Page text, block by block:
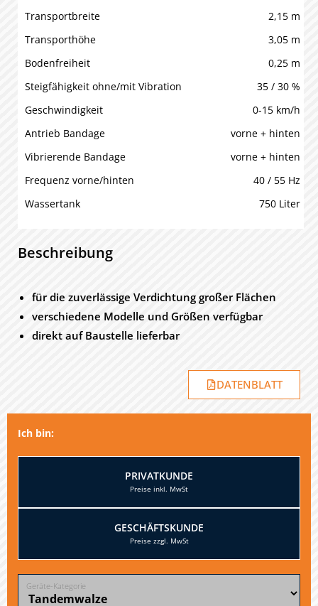
Transportbreite
2,15 m
Transporthöhe
3,05 m
Bodenfreiheit
0,25 m
Steigfähigkeit ohne/mit Vibration
35 / 30 %
Geschwindigkeit
0-15 km/h
Antrieb Bandage
vorne + hinten
Vibrierende Bandage
vorne + hinten
Frequenz vorne/hinten
40 / 55 Hz
Wassertank
750 Liter
Beschreibung
für die zuverlässige Verdichtung großer Flächen
verschiedene Modelle und Größen verfügbar
direkt auf Baustelle lieferbar
DATENBLATT
Ich bin:
PRIVATKUNDE
GESCHÄFTSKUNDE
Geräte-Kategorie